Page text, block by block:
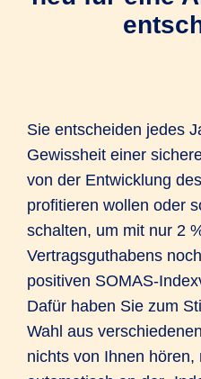
Sie entscheiden jedes
Gewissheit einer
von der Entwicklung
profitieren wollen oder
schalten, um mit nur 2
Vertragsguthabens
positiven SOMAS-
Dafür haben Sie zum
Wahl aus
nichts von Ihnen hören,